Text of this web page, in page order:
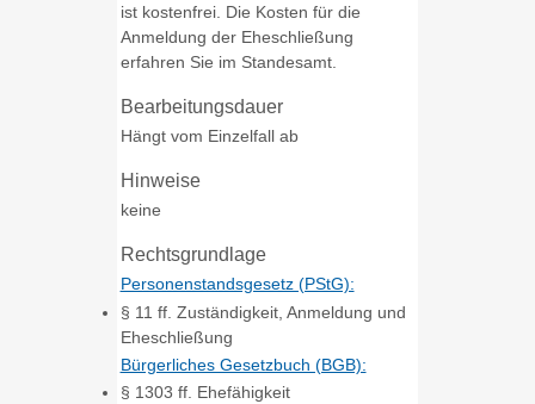
ist kostenfrei. Die Kosten für die
Anmeldung der Eheschließung
erfahren Sie im Standesamt.
Bearbeitungsdauer
Hängt vom Einzelfall ab
Hinweise
keine
Rechtsgrundlage
Personenstandsgesetz (PStG):
§ 11 ff. Zuständigkeit, Anmeldung und
Eheschließung
Bürgerliches Gesetzbuch (BGB):
§ 1303 ff. Ehefähigkeit